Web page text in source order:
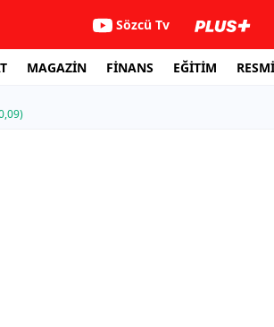
Sözcü Tv
MAGAZİN FİNANS EĞİTİM